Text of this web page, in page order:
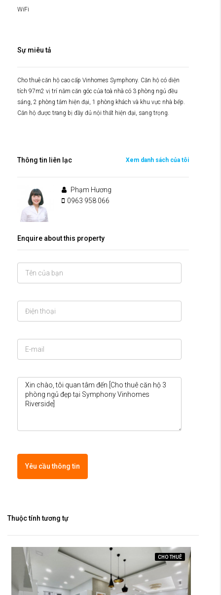
WiFi
Sự miêu tả
Cho thuê căn hộ cao cấp Vinhomes Symphony. Căn hộ có diện
tích 97m2 vị trí nằm căn góc của toà nhà có 3 phòng ngủ đều
sáng, 2 phòng tắm hiện đại, 1 phòng khách và khu vực nhà bếp.
Căn hộ được trang bị đầy đủ nội thất hiện đại, sang trọng.
Thông tin liên lạc Xem danh sách của tôi
Phạm Hương
0963 958 066
Enquire about this property
Yêu cầu thông tin
Thuộc tính tương tự
CHO THUÊ